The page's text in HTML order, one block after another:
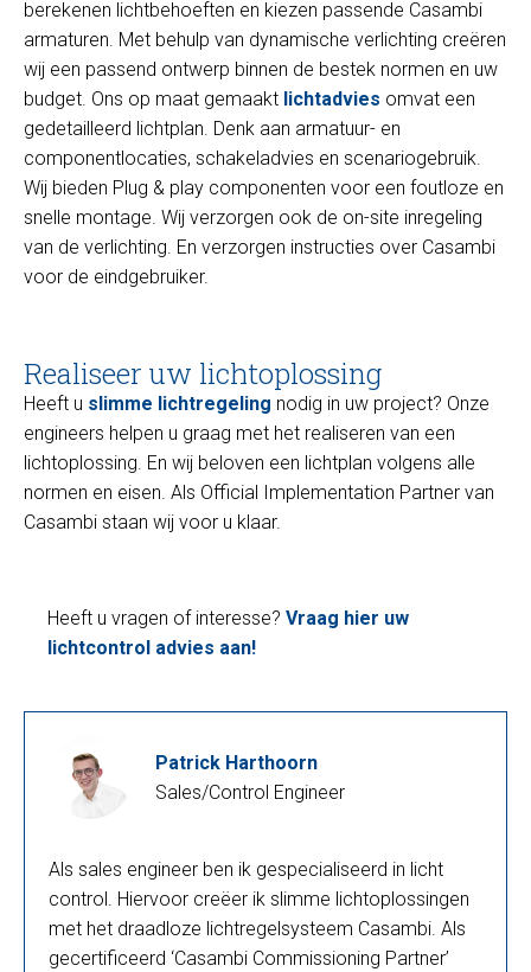
berekenen lichtbehoeften en kiezen passende Casambi
armaturen. Met behulp van dynamische verlichting creëren
wij een passend ontwerp binnen de bestek normen en uw
budget. Ons op maat gemaakt lichtadvies omvat een
gedetailleerd lichtplan. Denk aan armatuur- en
componentlocaties, schakeladvies en scenariogebruik.
Wij bieden Plug & play componenten voor een foutloze en
snelle montage. Wij verzorgen ook de on-site inregeling
van de verlichting. En verzorgen instructies over Casambi
voor de eindgebruiker.
Realiseer uw lichtoplossing
Heeft u slimme lichtregeling nodig in uw project? Onze
engineers helpen u graag met het realiseren van een
lichtoplossing. En wij beloven een lichtplan volgens alle
normen en eisen. Als Official Implementation Partner van
Casambi staan wij voor u klaar.
Heeft u vragen of interesse? Vraag hier uw
lichtcontrol advies aan!
Patrick Harthoorn
Sales/Control Engineer
Als sales engineer ben ik gespecialiseerd in licht
control. Hiervoor creëer ik slimme lichtoplossingen
met het draadloze lichtregelsysteem Casambi. Als
gecertificeerd ‘Casambi Commissioning Partner’